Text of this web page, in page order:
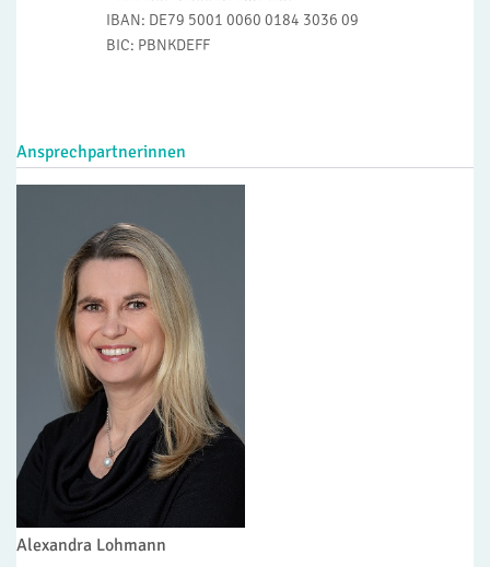
IBAN: DE79 5001 0060 0184 3036 09
BIC: PBNKDEFF
Ansprechpartnerinnen
Alexandra Lohmann